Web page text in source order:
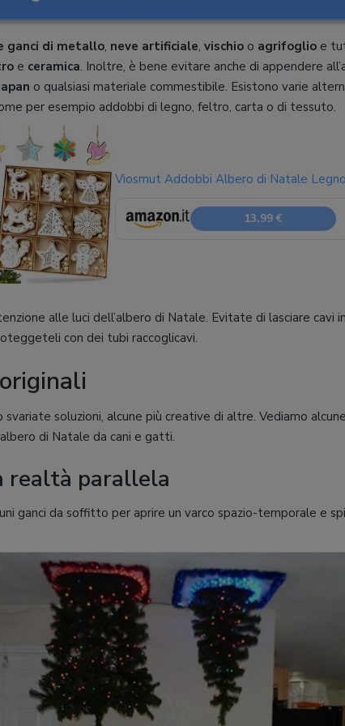
ganci di metallo, neve artificiale, vischio o agrifoglio e
e ceramica. Inoltre, è bene evitare anche di appendere
o qualsiasi materiale commestibile. Esistono varie
per esempio addobbi di legno, feltro, carta o di tessuto.
Viosmut Addobbi Albero di Natale
13,99 €
alle luci dell’albero di Natale. Evitate di lasciare cavi
con dei tubi raccoglicavi.
svariate soluzioni, alcune più creative di altre. Vediamo
di Natale da cani e gatti.
realtà parallela
ganci da soffitto per aprire un varco spazio-temporale e